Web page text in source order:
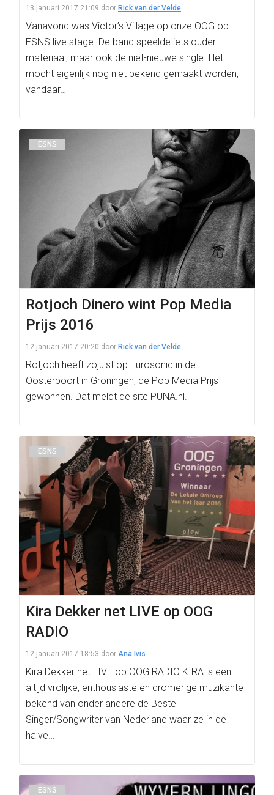
13 januari 2017 21:09 door Rick van der Velde
Vanavond was Victor’s Village op onze OOG op
ESNS live stage. De band speelde iets ouder
materiaal, maar ook de niet-nieuwe single. Het
mocht eigenlijk nog niet bekend gemaakt worden,
vandaar…
ESNS
Rotjoch Dinero wint Pop Media
Prijs 2016
12 januari 2017 20:20 door Rick van der Velde
Rotjoch heeft zojuist op Eurosonic in de
Oosterpoort in Groningen, de Pop Media Prijs
gewonnen. Dat meldt de site PUNA.nl.
ESNS
Kira Dekker net LIVE op OOG
RADIO
12 januari 2017 18:53 door Ana Ivis
Kira Dekker net LIVE op OOG RADIO KIRA is een
altijd vrolijke, enthousiaste en dromerige muzikante
bekend van onder andere de Beste
Singer/Songwriter van Nederland waar ze in de
halve…
ESNS